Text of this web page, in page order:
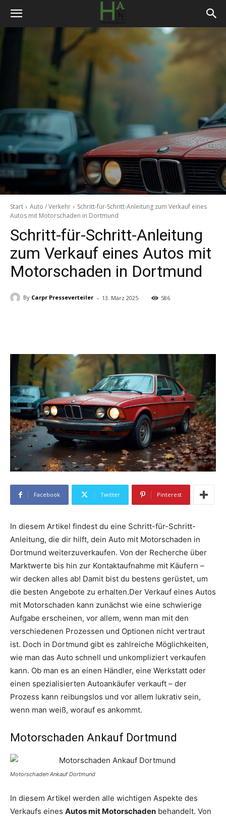
Start Auto / Verkehr
Schritt-für-Schritt-Anleitung zum Verkauf eines
Autos mit Motorschaden in Dortmund
Schritt-für-Schritt-Anleitung
zum Verkauf eines Autos mit
Motorschaden in Dortmund
By Carpr Presseverteiler - 13. März 2025 586
Facebook Twitter Pinterest
In diesem Artikel findest du eine Schritt-für-Schritt-
Anleitung, die dir hilft, dein Auto mit Motorschaden in
Dortmund weiterzuverkaufen. Von der Recherche über
Marktwerte bis hin zur Kontaktaufnahme mit Käufern –
wir decken alles ab! Damit bist du bestens gerüstet, um
die besten Angebote zu erhalten.Der Verkauf eines Autos
mit Motorschaden kann zunächst wie eine schwierige
Aufgabe erscheinen, vor allem, wenn man mit den
verschiedenen Prozessen und Optionen nicht vertraut
ist. Doch in Dortmund gibt es zahlreiche Möglichkeiten,
wie man das Auto schnell und unkompliziert verkaufen
kann. Ob man es an einen Händler, eine Werkstatt oder
einen spezialisierten Autoankäufer verkauft – der
Prozess kann reibungslos und vor allem lukrativ sein,
wenn man weiß, worauf es ankommt.
Motorschaden Ankauf Dortmund
Motorschaden Ankauf Dortmund
In diesem Artikel werden alle wichtigen Aspekte des
Verkaufs eines Autos mit Motorschaden behandelt. Von